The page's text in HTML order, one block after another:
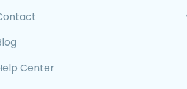
Center